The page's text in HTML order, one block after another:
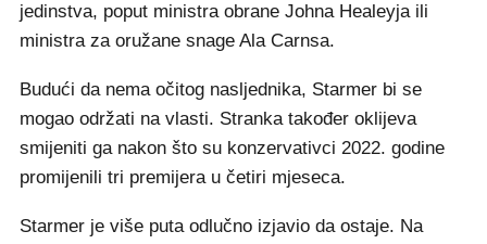
jedinstva, poput ministra obrane Johna Healeyja ili
ministra za oružane snage Ala Carnsa.
Budući da nema očitog nasljednika, Starmer bi se
mogao održati na vlasti. Stranka također oklijeva
smijeniti ga nakon što su konzervativci 2022. godine
promijenili tri premijera u četiri mjeseca.
Starmer je više puta odlučno izjavio da ostaje. Na